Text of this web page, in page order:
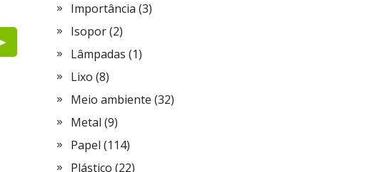
Importância (3)
Isopor(2)
Lâmpadas (1)
Lixo (8)
Meio ambiente (32)
Metal (9)
Papel (114)
Plástico (22)